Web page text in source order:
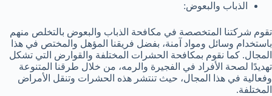
الذباب والبعوض:
تقوم شركتنا المتخصصة في مكافحة الذباب والبعوض بالتخلص منهم
باستخدام وسائل ومواد آمنة، بفضل فريقنا المؤهل والمختص في هذا
المجال. كما نقوم بمكافحة الحشرات المختلفة والقوارض التي تشكل
تهديدًا لصحة الأفراد في الفجيرة والرمه، من خلال طرقنا المتنوعة
وفعالية في هذا المجال، حيث تنتشر هذه الحشرات وتنقل الأمراض
المختلفة.